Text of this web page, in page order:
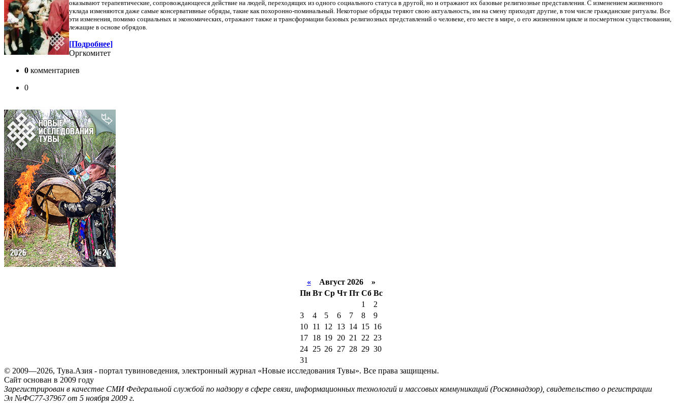
оказывают терапевтические, сопровождающееся действие на людей, переходящих из одного социального статуса в другой, но и отражают их базовые религиозные представления. С изменением жизненного
уклада изменяются даже самые консервативные обряды, такие как похоронно-поминальный. Некоторые обряды теряют свою актуальность, им на смену приходят другие, в том числе гражданские ритуалы. Все
эти изменения, помимо социальных и экономических, отражают также и трансформации базовых религиозных представлений о человеке, его месте в мире, о его жизненном цикле и посмертном существовании,
лежащие в основе обрядов.
[Подробнее]
Оргкомитет
0 комментариев
0
«Август 2026 »
Пн Вт Ср Чт Пт Сб Вс
1
2
3
4 5 6 7 8
9
10
11 12 13 14 15 16
17
18 19 20 21 22 23
24
25 26 27 28 29 30
31
© 2009—2026, Тува.Азия - портал тувиноведения, электронный журнал «Новые исследования Тувы». Все права защищены.
Сайт основан в 2009 году
Зарегистрирован в качестве СМИ Федеральной службой по надзору в сфере связи, информационных технологий и массовых коммуникаций (Роскомнадзор), свидетельство о регистрации
Эл №ФС77-37967 от 5 ноября 2009 г.